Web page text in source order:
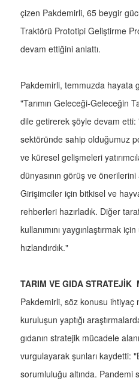
çizen Pakdemirli, 65 beygir
Traktörü Prototipi Geliştirme
devam ettiğini anlattı.
Pakdemirli, temmuzda hayata
"Tarımın Geleceği-Geleceğin
dile getirerek şöyle devam etti:
sektöründe sahip olduğumuz
ve küresel gelişmeleri
dünyasının görüş ve
Girişimciler için bitkisel ve
rehberleri hazırladık. Diğer
kullanımını yaygınlaştırmak
hızlandırdık."
TARIM VE GIDA STRATEJİK
Pakdemirli, söz konusu ihtiyaç
kuruluşun yaptığı
gıdanın stratejik mücadele
vurgulayarak şunları kaydetti:
sorumluluğu altında. Pandemi